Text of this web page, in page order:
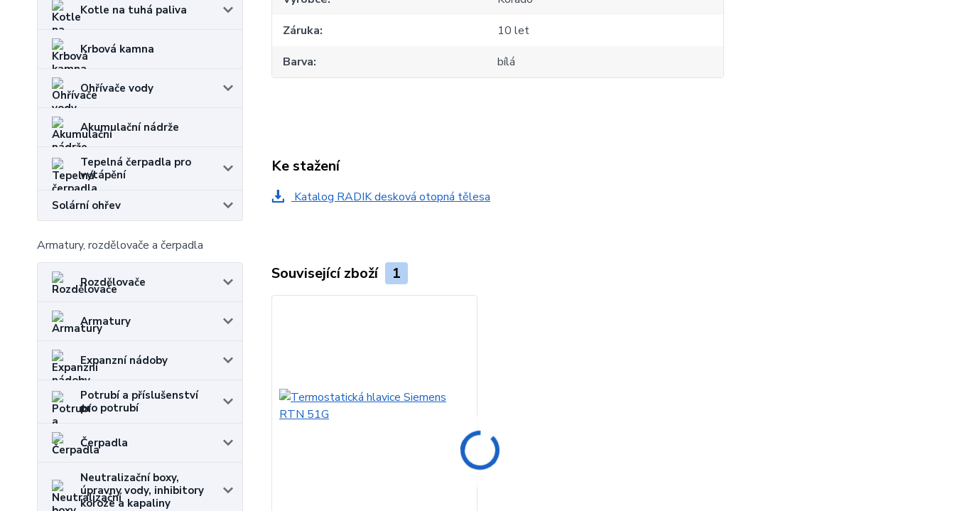
Kotle na tuhá paliva
Krbová kamna
Ohřívače vody
Akumulační nádrže
Tepelná čerpadla pro
vytápění
Solární ohřev
Armatury, rozdělovače a čerpadla
Rozdělovače
Armatury
Expanzní nádoby
Potrubí a příslušenství
pro potrubí
Čerpadla
Neutralizační boxy,
úpravny vody, inhibitory
koroze a kapaliny
Záruka
10 let
Barva
bílá
Ke stažení
Katalog RADIK desková otopná tělesa
Související zboží 1